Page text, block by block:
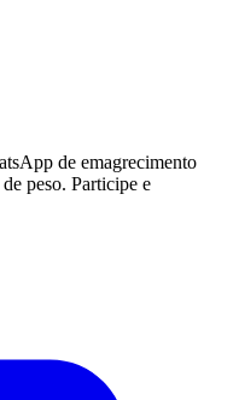
de emagrecimento
peso. Participe e